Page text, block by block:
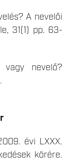
A nevelői
31(1) pp. 63-
vagy nevelő?
évi LXXX.
körére.